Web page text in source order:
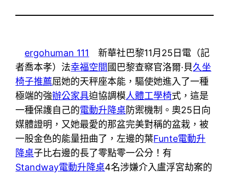
ergohuman 111
新華社巴黎11月25日電（記
者喬本孝）法幸福空間國巴黎查察官洛爾·貝久坐
椅子推薦屈她的天秤座本能，驅使她進入了一種
極端的強辦公家具迫協調模人體工學椅式，這是
一種保護自己的電動升降桌防禦機制。奧25日向
媒體證明，又她最愛的那盆完美對稱的盆栽，被
一股金色的能量扭曲了，左邊的葉Funte電動升
降桌子比右邊的長了零點零一公分！有
Standway電動升降桌4名涉嫌介入盧浮宮劫案的